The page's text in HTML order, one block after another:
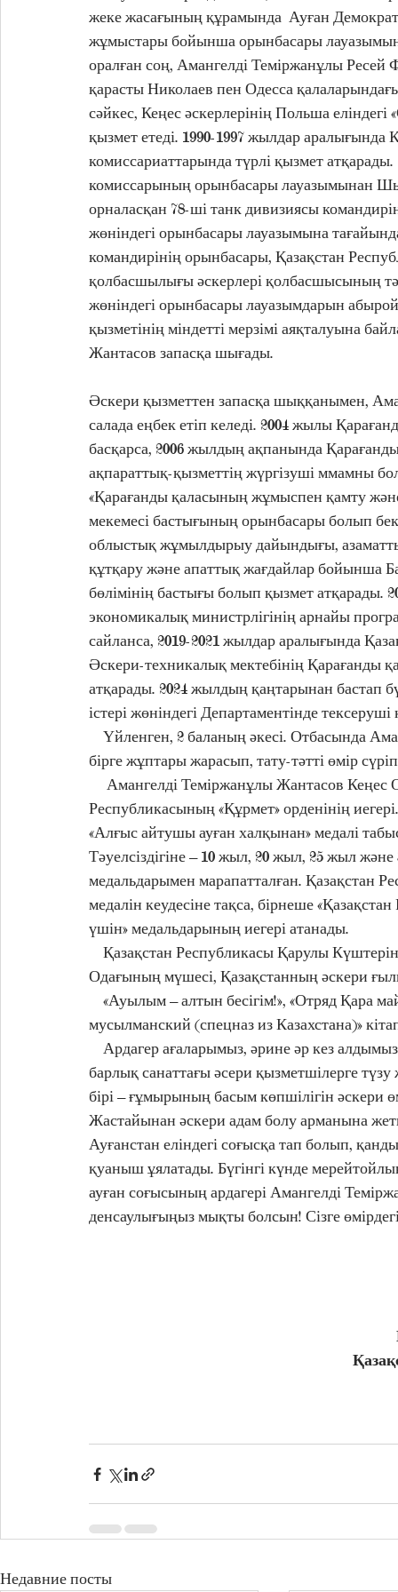
жеке жасағының құрамында  Ауған
жұмыстары бойынша орынбасары
оралған соң, Амангелді Теміржанұлы Ресей
қарасты Николаев пен Одесса
сәйкес, Кеңес әскерлерінің Польша
қызмет етеді. 1990-1997 жылдар аралығында
комиссариаттарында түрлі қызмет
комиссарының орынбасары лауазымынан
орналасқан 78-ші танк дивизиясы
жөніндегі орынбасары лауазымына
командирінің орынбасары, Қазақстан
қолбасшылығы әскерлері қолбасшысының
жөніндегі орынбасары лауазымдарын
қызметінің міндетті мерзімі аяқталуына
Жантасов запасқа шығады.
Әскери қызметтен запасқа шыққанымен,
салада еңбек етіп келеді. 2004 жылы
басқарса, 2006 жылдың ақпанында
ақпараттық-қызметтің жүргізуші ммамны
«Қарағанды қаласының жұмыспен қамту
мекемесі бастығының орынбасары болып
облыстық жұмылдырыу дайындығы,
құтқару және апаттық жағдайлар
бөлімінің бастығы болып қызмет
экономикалық министрлігінің арнайы
сайланса, 2019-2021 жылдар аралығында
Әскери-техникалық мектебінің
атқарады. 2024 жылдың қаңтарынан бастап
істері жөніндегі Департаментінде
бірге жұптары жарасып, тату-тәтті өмір
Республикасының «Құрмет» орденінің
«Алғыс айтушы ауған халқынан» медалі
Тәуелсіздігіне – 10 жыл, 20 жыл, 25 жыл
медальдарымен марапатталған. Қазақстан
медалін кеудесіне тақса, бірнеше
үшін» медальдарының иегері атанады.
Одағының мүшесі, Қазақстанның әскери
мусылманский (спецназ из Казахстана)»
барлық санаттағы әсери қызметшілерге
бірі – ғұмырының басым көпшілігін әскери
Жастайынан әскери адам болу арманына
Ауғанстан еліндегі соғысқа тап болып,
қуаныш ұялатады. Бүгінгі күнде
ауған соғысының ардагері Амангелді
денсаулығыңыз мықты болсын! Сізге
Недавние посты